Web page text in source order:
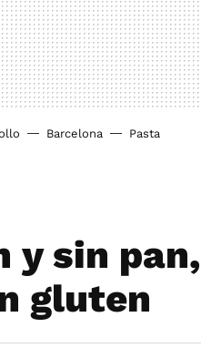
Barcelona Pasta
y sin pan,
gluten